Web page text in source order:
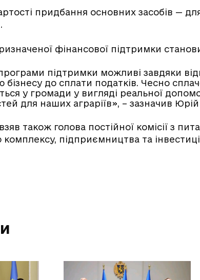
придбання основних засобів —
фінансової підтримки
рограми підтримки можливі завдяки
бізнесу до сплати податків. Чесно
у громади у вигляді реальної
для наших аграріїв», – зазначив
також голова постійної комісії з
підприємництва та